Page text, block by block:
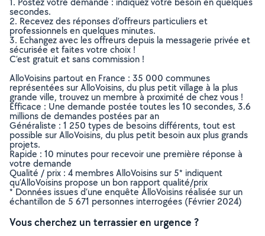
secondes.
2. Recevez des réponses d’offreurs particuliers et
professionnels en quelques minutes.
3. Echangez avec les offreurs depuis la messagerie privée et
sécurisée et faites votre choix !
C’est gratuit et sans commission !
AlloVoisins partout en France : 35 000 communes
représentées sur AlloVoisins, du plus petit village à la plus
grande ville, trouvez un membre à proximité de chez vous !
Efficace : Une demande postée toutes les 10 secondes, 3.6
millions de demandes postées par an
Généraliste : 1 250 types de besoins différents, tout est
possible sur AlloVoisins, du plus petit besoin aux plus grands
projets.
Rapide : 10 minutes pour recevoir une première réponse à
votre demande
Qualité / prix : 4 membres AlloVoisins sur 5* indiquent
qu’AlloVoisins propose un bon rapport qualité/prix
* Données issues d’une enquête AlloVoisins réalisée sur un
échantillon de 5 671 personnes interrogées (Février 2024)
Vous cherchez un terrassier en urgence ?